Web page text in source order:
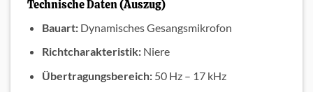
Technische Daten (Auszug)
Bauart:Dynamisches Gesangsmikrofon
Richtcharakteristik:Niere
Übertragungsbereich:50 Hz – 17 kHz